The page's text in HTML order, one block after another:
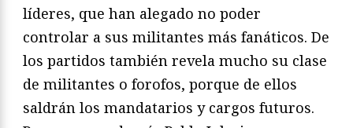
líderes, que han alegado no poder
controlar a sus militantes más fanáticos. De
los partidos también revela mucho su clase
de militantes o forofos, porque de ellos
saldrán los mandatarios y cargos futuros.